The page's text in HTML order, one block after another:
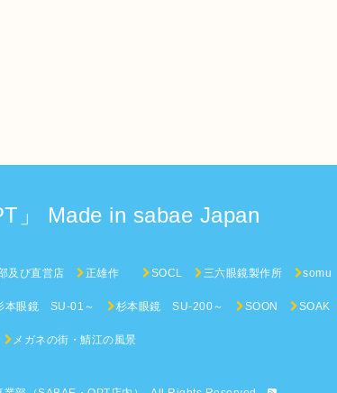
」 Made in sabae Japan
及び直営店 正雄作 SOCL 三六眼鏡製作所 somu
本眼鏡 SU-01～ 杉本眼鏡 SU-200～ SOON SOAK
メガネの街・鯖江の風景